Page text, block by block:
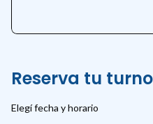
Reserva tu turno
Elegí fecha y horario